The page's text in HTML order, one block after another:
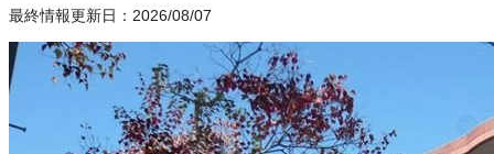
最終情報更新日：2026/08/07